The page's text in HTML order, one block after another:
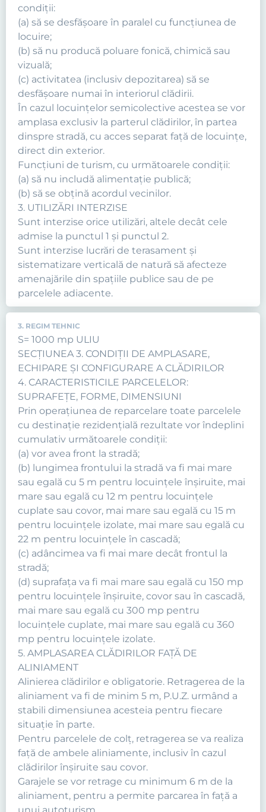
condiţii:
(a) să se desfăşoare în paralel cu funcţiunea de
locuire;
(b) să nu producă poluare fonică, chimică sau
vizuală;
(c) activitatea (inclusiv depozitarea) să se
desfăşoare numai în interiorul clădirii.
În cazul locuinţelor semicolective acestea se vor
amplasa exclusiv la parterul clădirilor, în partea
dinspre stradă, cu acces separat faţă de locuinţe,
direct din exterior.
Funcţiuni de turism, cu următoarele condiţii:
(a) să nu includă alimentaţie publică;
(b) să se obţină acordul vecinilor.
3. UTILIZĂRI INTERZISE
Sunt interzise orice utilizări, altele decât cele
admise la punctul 1 şi punctul 2.
Sunt interzise lucrări de terasament şi
sistematizare verticală de natură să afecteze
amenajările din spaţiile publice sau de pe
parcelele adiacente.
3. REGIM TEHNIC
S= 1000 mp ULIU
SECŢIUNEA 3. CONDIŢII DE AMPLASARE,
ECHIPARE ŞI CONFIGURARE A CLĂDIRILOR
4. CARACTERISTICILE PARCELELOR:
SUPRAFEŢE, FORME, DIMENSIUNI
Prin operaţiunea de reparcelare toate parcelele
cu destinaţie rezidenţială rezultate vor îndeplini
cumulativ următoarele condiţii:
(a) vor avea front la stradă;
(b) lungimea frontului la stradă va fi mai mare
sau egală cu 5 m pentru locuinţele înşiruite, mai
mare sau egală cu 12 m pentru locuinţele
cuplate sau covor, mai mare sau egală cu 15 m
pentru locuinţele izolate, mai mare sau egală cu
22 m pentru locuinţele în cascadă;
(c) adâncimea va fi mai mare decât frontul la
stradă;
(d) suprafaţa va fi mai mare sau egală cu 150 mp
pentru locuinţele înşiruite, covor sau în cascadă,
mai mare sau egală cu 300 mp pentru
locuinţele cuplate, mai mare sau egală cu 360
mp pentru locuinţele izolate.
5. AMPLASAREA CLĂDIRILOR FAŢĂ DE
ALINIAMENT
Alinierea clădirilor e obligatorie. Retragerea de la
aliniament va fi de minim 5 m, P.U.Z. urmând a
stabili dimensiunea acesteia pentru fiecare
situaţie în parte.
Pentru parcelele de colţ, retragerea se va realiza
faţă de ambele aliniamente, inclusiv în cazul
clădirilor înşiruite sau covor.
Garajele se vor retrage cu minimum 6 m de la
aliniament, pentru a permite parcarea în faţă a